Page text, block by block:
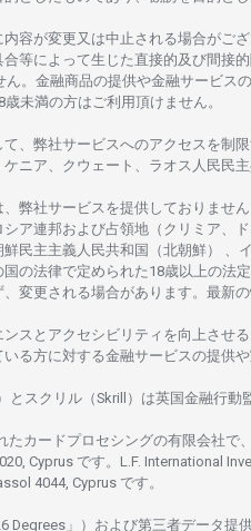
内容が変更又は中止さ れる場合がご
合等に よって生じた 直接的及び間接
。 金融商品の提供や金融サービスの
歳未満の方は ご利用頂けません 。
、 弊社サービスへのアクセスを制
ニア、クウェート、 ラオス 人民民
弊社サービスを提供しておりません
シア連邦および占領地 （クリミア、
鮮民主主義人民共和国 （北朝鮮） 、
国の法律で定められた 18歳以上の法
変更さ れる場合があります。 最新の
スと アクセシビリティを向上さ せ
いる方に対する金融サービスの提供や
と スクリル （Skrill）は英国金融行動
た カードプロセシングの有限会社で
Cyprus です。L.F. International
4044, Cyprus です。
Degrees」） および第三者データ提